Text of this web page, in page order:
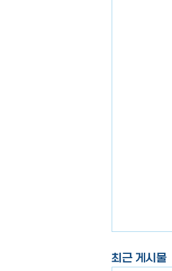
최근 게시물